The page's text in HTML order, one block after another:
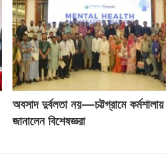
অবসাদ দুর্বলতা নয়—চট্টগ্রামে কর্মশালায়
জানালেন বিশেষজ্ঞরা